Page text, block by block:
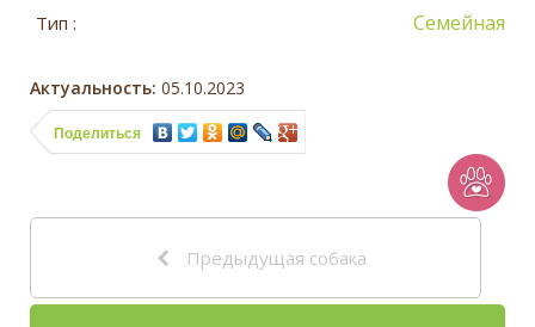
Тип : Семейная
Актуальность: 05.10.2023
Поделиться
Предыдущая собака